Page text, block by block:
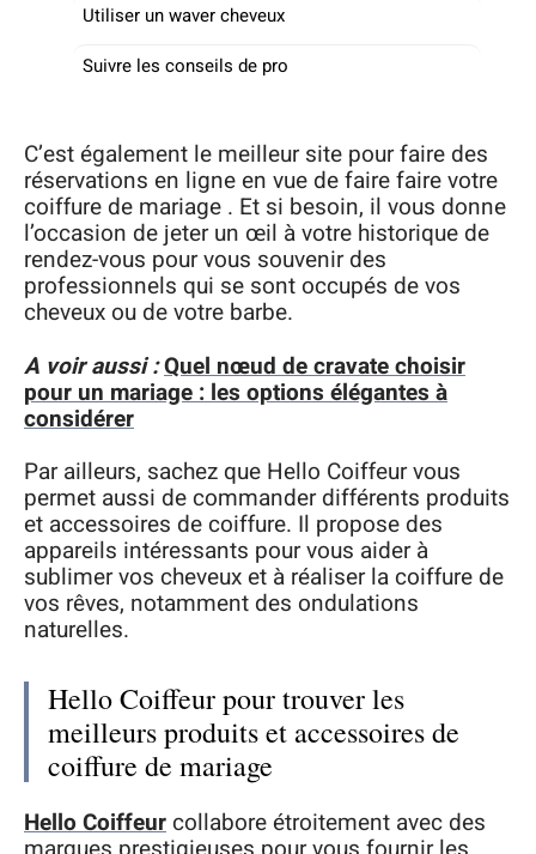
Utiliser un waver cheveux
Suivre les conseils de pro
C’est également le meilleur site pour faire des
réservations en ligne en vue de faire faire votre
coiffure de mariage . Et si besoin, il vous donne
l’occasion de jeter un œil à votre historique de
rendez-vous pour vous souvenir des
professionnels qui se sont occupés de vos
cheveux ou de votre barbe.
A voir aussi :Quel nœud de cravate choisir
pour un mariage : les options élégantes à
considérer
Par ailleurs, sachez que Hello Coiffeur vous
permet aussi de commander différents produits
et accessoires de coiffure. Il propose des
appareils intéressants pour vous aider à
sublimer vos cheveux et à réaliser la coiffure de
vos rêves, notamment des ondulations
naturelles.
Hello Coiffeur pour trouver les
meilleurs produits et accessoires de
coiffure de mariage
Hello Coiffeurcollabore étroitement avec des